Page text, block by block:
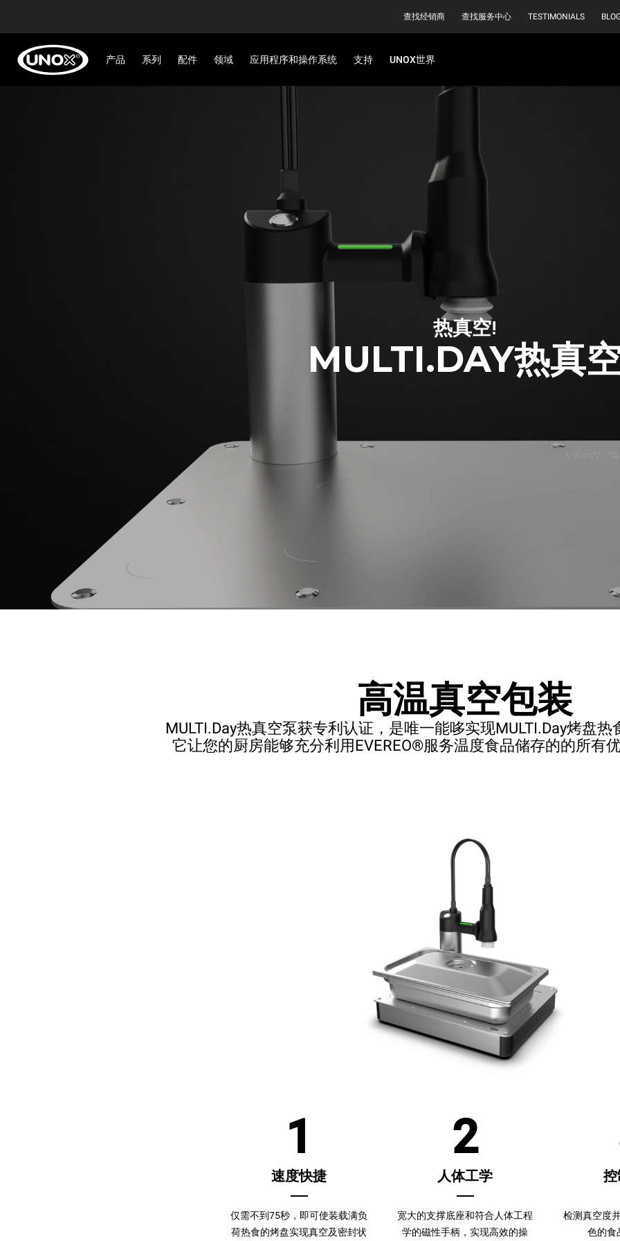
查找经销商 查找服务中心 TESTIMONIALS
产品 系列 配件 领域 应用程序和操作系统 支持 UNOX世界
热真空!
MULTI.DAY热真
高温真空包装
MULTI.Day热真空泵获专利认证，是唯一能哆实现MULTI.Day烤盘
它让您的厨房能够充分利用EVEREO®服务温度食品储存的的所有
1
速度快捷
仅需不到75秒，即可使装载满负
荷热食的烤盘实现真空及密封状
2
人体工学
宽大的支撑底座和符合人体工程
学的磁性手柄，实现高效的操
检测真空度
色的食